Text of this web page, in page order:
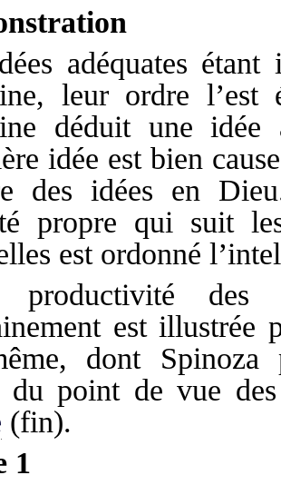
adéquates
leur ordre l’est
déduit une idée
idée est bien
des idées en
propre qui suit
est ordonné
productivité des
est illustrée
dont Spinoza
du point de vue
(fin).
1